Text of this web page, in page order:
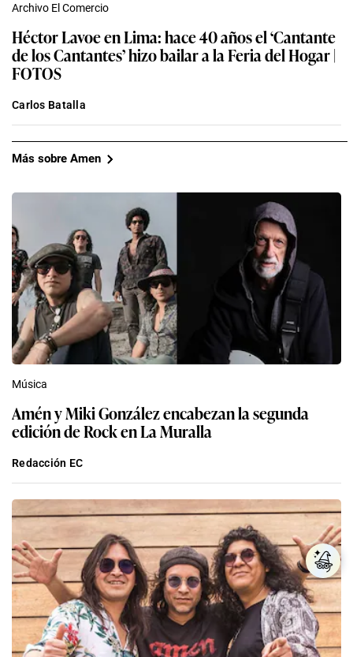
Archivo El Comercio
Héctor Lavoe en Lima: hace 40 años el ‘Cantante
de los Cantantes’ hizo bailar a la Feria del Hogar |
FOTOS
Carlos Batalla
Más sobre Amen
Música
Amén y Miki González encabezan la segunda
edición de Rock en La Muralla
Redacción EC